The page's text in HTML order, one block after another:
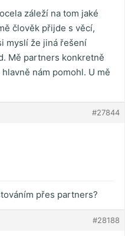
záleží na tom jaké
člověk přijde s věcí,
myslí že jiná řešení
Mě partners konkretně
nám pomohl. U mě
#27844
přes partners?
#28188